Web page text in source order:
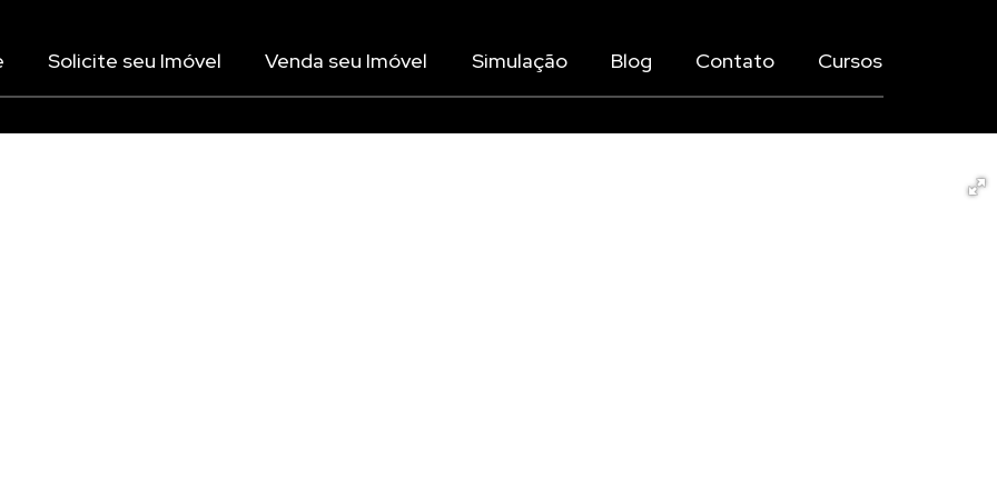
Cursos
Contato
Blog
Simulação
Venda seu Imóvel
Solicite seu Imóvel